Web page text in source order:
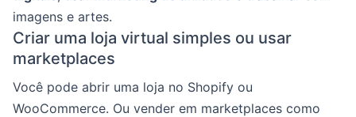
imagens e artes.
Criar uma loja virtual simples ou usar
marketplaces
Você pode abrir uma loja no Shopify ou
WooCommerce. Ou vender em marketplaces como